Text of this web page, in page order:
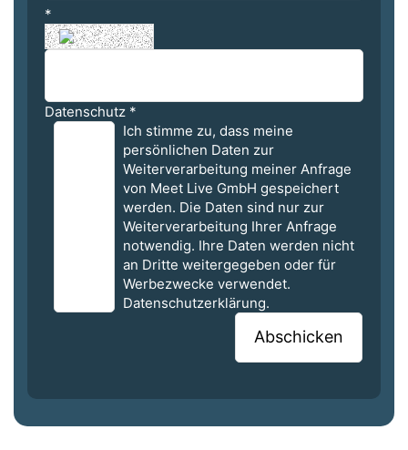
*
Datenschutz *
Ich stimme zu, dass meine
persönlichen Daten zur
Weiterverarbeitung meiner Anfrage
von Meet Live GmbH gespeichert
werden. Die Daten sind nur zur
Weiterverarbeitung Ihrer Anfrage
notwendig. Ihre Daten werden nicht
an Dritte weitergegeben oder für
Werbezwecke verwendet.
Datenschutzerklärung.